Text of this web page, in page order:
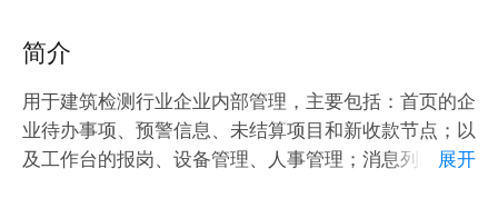
简介
用于建筑检测行业企业内部管理，主要包括：首页的企
业待办事项、预警信息、未结算项目和新收款节点；以
及工作台的报岗、设备管理、人事管理；消息列表以及
展开